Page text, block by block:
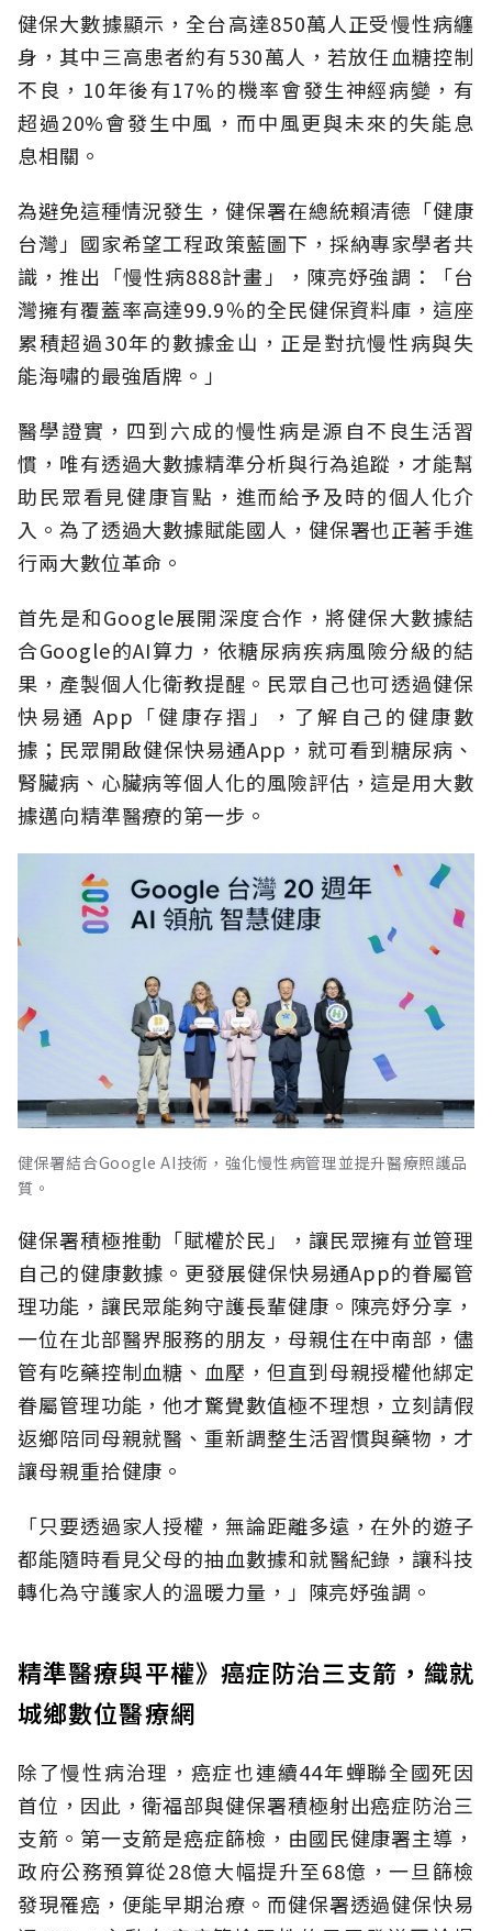
健保大數據顯示，全台高達850萬人正受慢性病纏
身，其中三高患者約有530萬人，若放任血糖控制
不良，10年後有17%的機率會發生神經病變，有
超過20%會發生中風，而中風更與未來的失能息
息相關。
為避免這種情況發生，健保署在總統賴清德「健康
台灣」國家希望工程政策藍圖下，採納專家學者共
識，推出「慢性病888計畫」，陳亮妤強調：「台
灣擁有覆蓋率高達99.9％的全民健保資料庫，這座
累積超過30年的數據金山，正是對抗慢性病與失
能海嘯的最強盾牌。」
醫學證實，四到六成的慢性病是源自不良生活習
慣，唯有透過大數據精準分析與行為追蹤，才能幫
助民眾看見健康盲點，進而給予及時的個人化介
入。為了透過大數據賦能國人，健保署也正著手進
行兩大數位革命。
首先是和Google展開深度合作，將健保大數據結
合Google的AI算力，依糖尿病疾病風險分級的結
果，產製個人化衛教提醒。民眾自己也可透過健保
快易通 App「健康存摺」，了解自己的健康數
據；民眾開啟健保快易通App，就可看到糖尿病、
腎臟病、心臟病等個人化的風險評估，這是用大數
據邁向精準醫療的第一步。
健保署結合Google AI技術，強化慢性病管理並提升醫療照護品
質。
健保署積極推動「賦權於民」，讓民眾擁有並管理
自己的健康數據。更發展健保快易通App的眷屬管
理功能，讓民眾能夠守護長輩健康。陳亮妤分享，
一位在北部醫界服務的朋友，母親住在中南部，儘
管有吃藥控制血糖、血壓，但直到母親授權他綁定
眷屬管理功能，他才驚覺數值極不理想，立刻請假
返鄉陪同母親就醫、重新調整生活習慣與藥物，才
讓母親重拾健康。
「只要透過家人授權，無論距離多遠，在外的遊子
都能隨時看見父母的抽血數據和就醫紀錄，讓科技
轉化為守護家人的溫暖力量，」陳亮妤強調。
精準醫療與平權》癌症防治三支箭，織就
城鄉數位醫療網
除了慢性病治理，癌症也連續44年蟬聯全國死因
首位，因此，衛福部與健保署積極射出癌症防治三
支箭。第一支箭是癌症篩檢，由國民健康署主導，
政府公務預算從28億大幅提升至68億，一旦篩檢
發現罹癌，便能早期治療。而健保署透過健保快易